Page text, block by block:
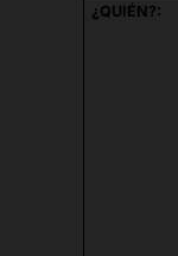
¿QUIÉN?: